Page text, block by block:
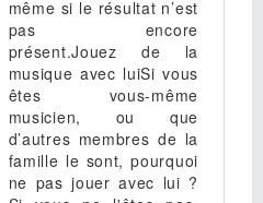
même si le résultat n’est
pas encore
présent.Jouez de la
musique avec luiSi vous
êtes vous-même
musicien, ou que
d’autres membres de la
famille le sont, pourquoi
ne pas jouer avec lui ?